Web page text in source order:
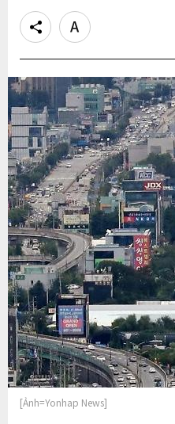
Share
Text
size
[Ảnh=Yonhap News]